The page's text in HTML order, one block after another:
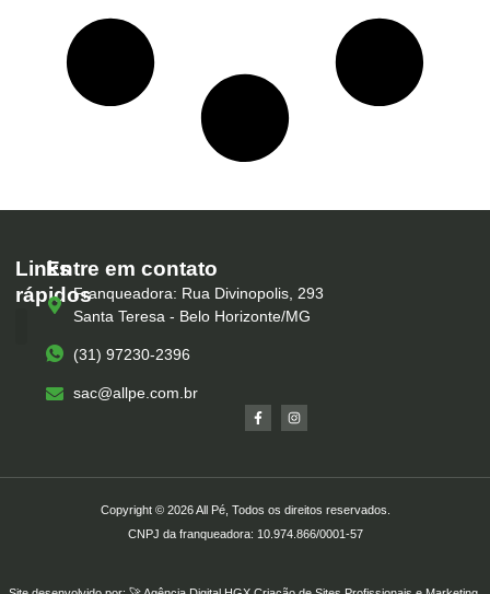
Links
rápidos
Entre em contato
Franqueadora: Rua Divinopolis, 293
Santa Teresa - Belo Horizonte/MG
(31) 97230-2396
sac@allpe.com.br
Copyright © 2026 All Pé, Todos os direitos reservados.
CNPJ da franqueadora: 10.974.866/0001-57